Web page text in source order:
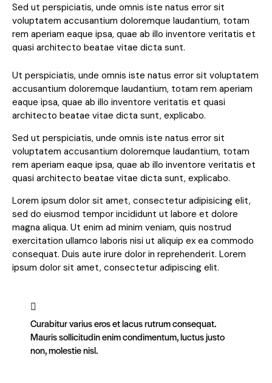
Sed ut perspiciatis, unde omnis iste natus error sit
voluptatem accusantium doloremque laudantium, totam
rem aperiam eaque ipsa, quae ab illo inventore veritatis et
quasi architecto beatae vitae dicta sunt.
Ut perspiciatis, unde omnis iste natus error sit voluptatem
accusantium doloremque laudantium, totam rem aperiam
eaque ipsa, quae ab illo inventore veritatis et quasi
architecto beatae vitae dicta sunt, explicabo.
Sed ut perspiciatis, unde omnis iste natus error sit
voluptatem accusantium doloremque laudantium, totam
rem aperiam eaque ipsa, quae ab illo inventore veritatis et
quasi architecto beatae vitae dicta sunt, explicabo.
Lorem ipsum dolor sit amet, consectetur adipisicing elit,
sed do eiusmod tempor incididunt ut labore et dolore
magna aliqua. Ut enim ad minim veniam, quis nostrud
exercitation ullamco laboris nisi ut aliquip ex ea commodo
consequat. Duis aute irure dolor in reprehenderit. Lorem
ipsum dolor sit amet, consectetur adipiscing elit.
Curabitur varius eros et lacus rutrum consequat.
Mauris sollicitudin enim condimentum, luctus justo
non, molestie nisl.